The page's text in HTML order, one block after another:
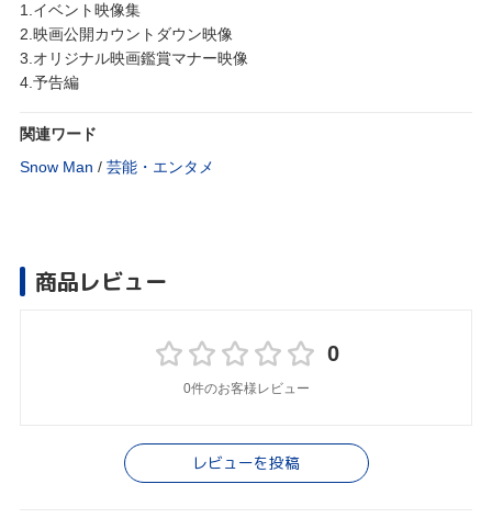
1.イベント映像集
2.映画公開カウントダウン映像
3.オリジナル映画鑑賞マナー映像
4.予告編
関連ワード
Snow Man / 芸能・エンタメ
商品レビュー
0
0件のお客様レビュー
レビューを投稿